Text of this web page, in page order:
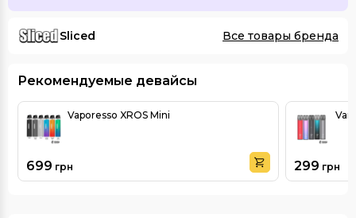
Sliced Все товары бренда
Рекомендуемые девайсы
Vaporesso XROS Mini
699 грн 299 грн